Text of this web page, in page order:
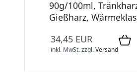
90g/100ml,
Gießharz,
34,45 EUR
inkl. MwSt.zzgl.Versand